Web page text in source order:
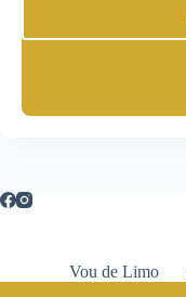
Vou de Limo